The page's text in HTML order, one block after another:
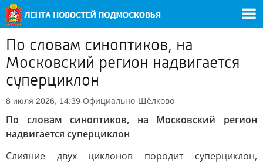
По словам синоптиков, на
Московский регион надвигается
суперциклон
8 июля 2026, 14:39 Официально Щёлково
По словам синоптиков, на Московский регион
надвигается суперциклон
Слияние двух циклонов породит суперциклон,